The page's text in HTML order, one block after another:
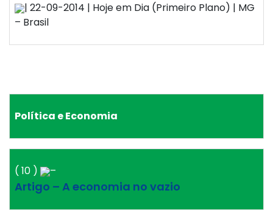
| 22-09-2014 | Hoje em Dia (Primeiro Plano) | MG
– Brasil
Política e Economia
( 10 ) –
Artigo – A economia no vazio